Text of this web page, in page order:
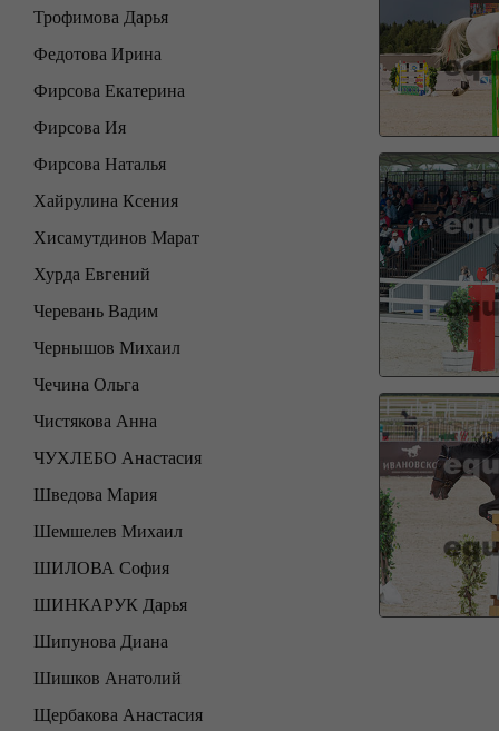
Трофимова Дарья
Федотова Ирина
Фирсова Екатерина
Фирсова Ия
Фирсова Наталья
Хайрулина Ксения
Хисамутдинов Марат
Хурда Евгений
Черевань Вадим
Чернышов Михаил
Чечина Ольга
Чистякова Анна
ЧУХЛЕБО Анастасия
Шведова Мария
Шемшелев Михаил
ШИЛОВА София
ШИНКАРУК Дарья
Шипунова Диана
Шишков Анатолий
Щербакова Анастасия